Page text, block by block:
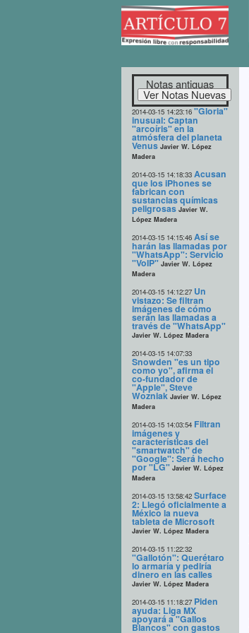
Notas antiguas
2014-03-15 14:23:16 "Gloria"
inusual: Captan
"arcoíris" en la
atmósfera del planeta
Venus Javier W. López
Madera
2014-03-15 14:18:33 Acusan
que los iPhones se
fabrican con
sustancias químicas
peligrosas Javier W.
López Madera
2014-03-15 14:15:46 Así se
harán las llamadas por
"WhatsApp": Servicio
"VoIP" Javier W. López
Madera
2014-03-15 14:12:27 Un
vistazo: Se filtran
imágenes de cómo
serán las llamadas a
través de "WhatsApp"
Javier W. López Madera
2014-03-15 14:07:33
Snowden "es un tipo
como yo", afirma el
co-fundador de
"Apple", Steve
Wozniak Javier W. López
Madera
2014-03-15 14:03:54 Filtran
imágenes y
características del
"smartwatch" de
"Google": Será hecho
por "LG" Javier W. López
Madera
2014-03-15 13:58:42 Surface
2: Llegó oficialmente a
México la nueva
tableta de Microsoft
Javier W. López Madera
2014-03-15 11:22:32
"Gallotón": Querétaro
lo armaría y pediría
dinero en las calles
Javier W. López Madera
2014-03-15 11:18:27 Piden
ayuda: Liga MX
apoyará a "Gallos
Blancos" con gastos